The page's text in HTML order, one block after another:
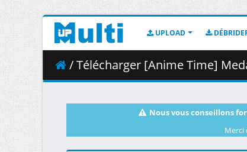
UPLOAD
/ Télécharger [Anime Time] Medaka
Nous vous conseillons
Merci